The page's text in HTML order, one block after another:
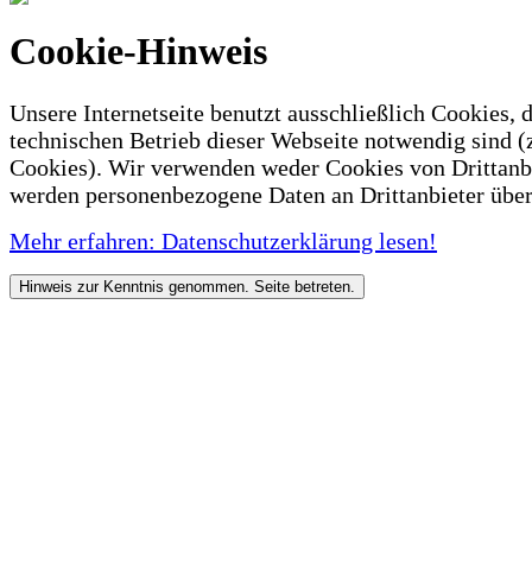
Cookie-Hinweis
Unsere Internetseite benutzt ausschließlich Cookies,
technischen Betrieb dieser Webseite notwendig sind
Cookies). Wir verwenden weder Cookies von
werden personenbezogene Daten an Drittanbieter
Mehr erfahren: Datenschutzerklärung lesen!
Hinweis zur Kenntnis genommen. Seite betreten.